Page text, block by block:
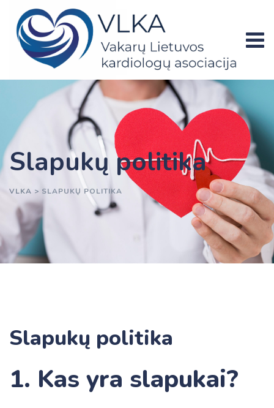
content
Slapukų politika
VLKA > SLAPUKŲ POLITIKA
Slapukų politika
1. Kas yra slapukai?